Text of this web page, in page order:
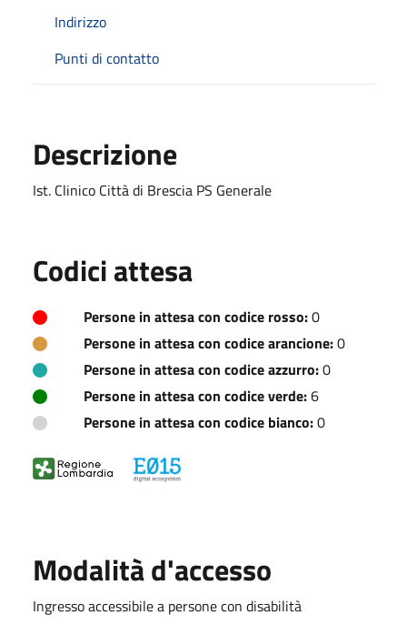
Indirizzo
Punti di contatto
Descrizione
Ist. Clinico Città di Brescia PS Generale
Codici attesa
Persone in attesa con codice rosso:0
Persone in attesa con codice arancione:0
Persone in attesa con codice azzurro:0
Persone in attesa con codice verde:6
Persone in attesa con codice bianco:0
Modalità d'accesso
Ingresso accessibile a persone con disabilità